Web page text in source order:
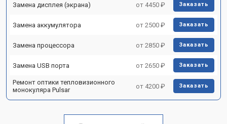
Замена дисплея (экрана) от 4450 ₽ Заказать
Замена аккумулятора от 2500 ₽ Заказать
Замена процессора от 2850 ₽ Заказать
Замена USB порта от 2650 ₽ Заказать
Ремонт оптики тепловизионного
монокуляра Pulsar
от 4200 ₽ Заказать